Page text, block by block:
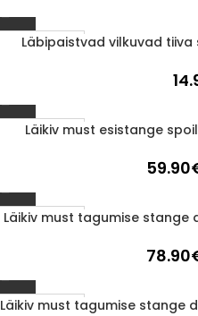
1-3 D.D.
Läbipaistvad vilkuvad tiiva
1-3 D.D.
Läikiv must esistange
59.90
1-3 D.D.
Läikiv must tagumise stange
78.90
1-3 D.D.
Läikiv must tagumise stange